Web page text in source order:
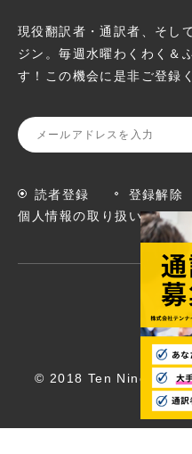
現役翻訳者・通訳者、そし
ジン。毎週水曜わくわく＆
す！この機会に 是非ご登録
読者登録
登録解除
個人情報の取り扱いについ
© 2018 Ten Nine